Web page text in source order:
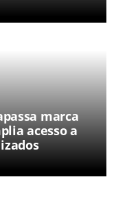
marca
acesso a